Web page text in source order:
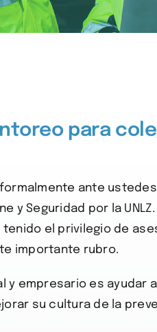
para
ante
y Seguridad por la
tenido el privilegio de
importante rubro.
y empresario es ayudar
su cultura de la